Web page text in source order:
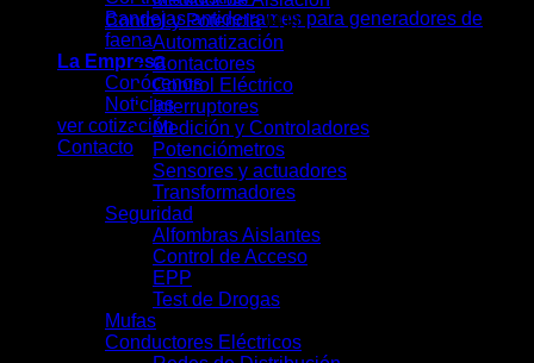
Bandejas antiderrames para generadores de
faena
La Empresa
Conócenos
Noticias
ver cotización
Contacto
Control y Potencia (41)
Automatización
Contactores
Control Eléctrico
Interruptores
Medición y Controladores
Potenciómetros
Sensores y actuadores
Transformadores
Seguridad
Alfombras Aislantes
Control de Acceso
EPP
Test de Drogas
Mufas
Conductores Eléctricos